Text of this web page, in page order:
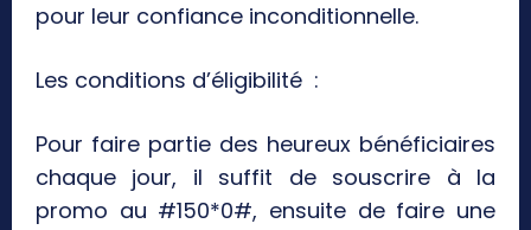
pour leur confiance inconditionnelle.
Les conditions d’éligibilité :
Pour faire partie des heureux bénéficiaires
chaque jour, il suffit de souscrire à la
promo au #150*0#, ensuite de faire une